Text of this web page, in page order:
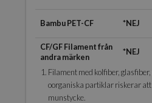
Bambu PET-CF *NEJ
CF/GF Filament från
andra märken
*NEJ
Filament med kolfiber,
oorganiska partiklar riskerar
munstycke.